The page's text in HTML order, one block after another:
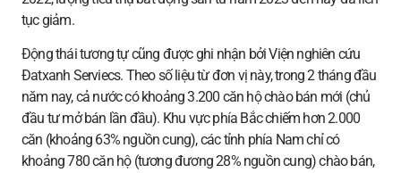
tục giảm.
Động thái tương tự cũng được ghi nhận bởi Viện nghiên cứu
Đatxanh Serviecs. Theo số liệu từ đơn vị này, trong 2 tháng đầu
năm nay, cả nước có khoảng 3.200 căn hộ chào bán mới (chủ
đầu tư mở bán lần đầu). Khu vực phía Bắc chiếm hơn 2.000
căn (khoảng 63% nguồn cung), các tỉnh phía Nam chỉ có
khoảng 780 căn hộ (tương đương 28% nguồn cung) chào bán,